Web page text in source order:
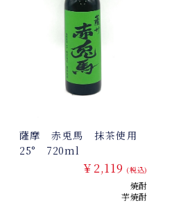
薩摩 赤兎馬 抹茶使用
25° 720ml
￥2,119 (税込)
焼酎
芋焼酎